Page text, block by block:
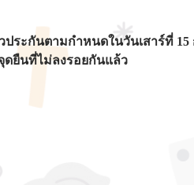
ระกันตามกำหนดในวันเสาร์ที่
ดยืนที่ไม่ลงรอยกันแล้ว